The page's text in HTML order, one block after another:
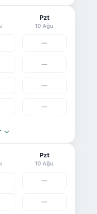
Pzt
10 Ağu
—
—
—
—
Pzt
10 Ağu
—
—